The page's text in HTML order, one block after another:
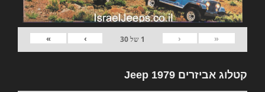
«
‹
1 של30
›
»
קטלוג אביזרים 1979 Jeep